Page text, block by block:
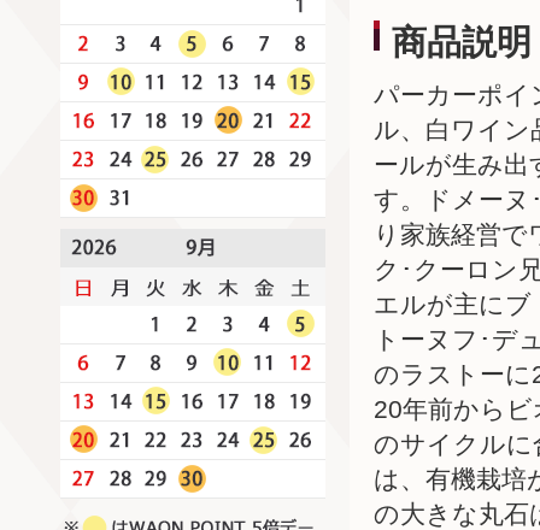
商品説明
パーカーポイ
ル、白ワイ
ールが生み
す。ドメーヌ
り家族経営
ク･クーロン
エルが主にブ
トーヌフ･デ
のラストーに
20年前から
のサイクルに
は、有機栽培
の大きな丸石